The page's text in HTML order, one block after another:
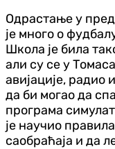
Одрастање у
је много о
Школа је била
али су се у
авијације, радио
да би могао да
програма
је научио
саобраћаја и да